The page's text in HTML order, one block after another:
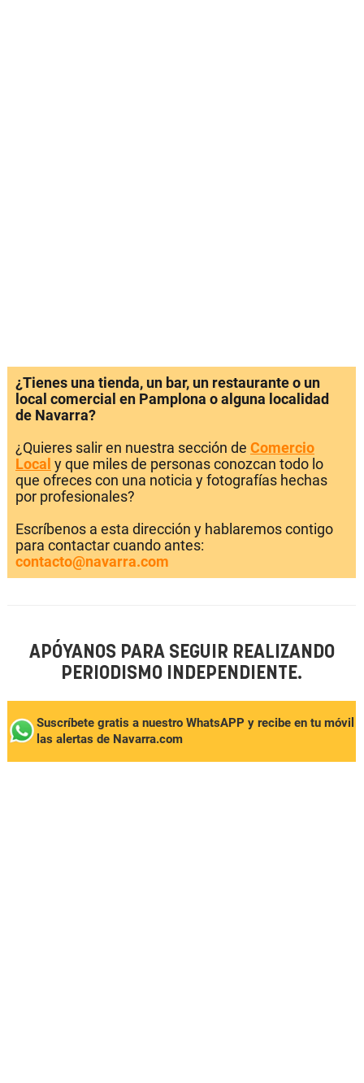
¿Tienes una tienda, un bar, un restaurante o un
local comercial en Pamplona o alguna localidad
de Navarra?
¿Quieres salir en nuestra sección de Comercio
Local y que miles de personas conozcan todo lo
que ofreces con una noticia y fotografías hechas
por profesionales?
Escríbenos a esta dirección y hablaremos contigo
para contactar cuando antes:
contacto@navarra.com
APÓYANOS PARA SEGUIR REALIZANDO
PERIODISMO INDEPENDIENTE.
Suscríbete gratis a nuestro WhatsAPP y recibe en tu móvil
las alertas de Navarra.com